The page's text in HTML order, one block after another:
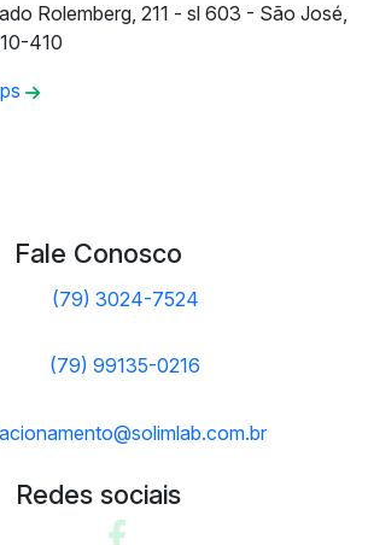
Rolemberg, 211 - sl 603 - São José,
410
Fale Conosco
(79) 3024-7524
(79) 99135-0216
Redes sociais